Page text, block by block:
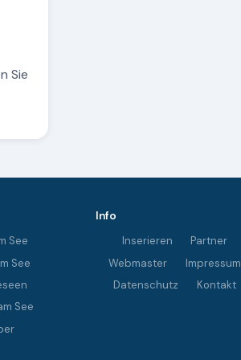
Sie
See
See
See
Info
Inserieren
Partner
Webmaster
Impressum
Datenschutz
Kontakt